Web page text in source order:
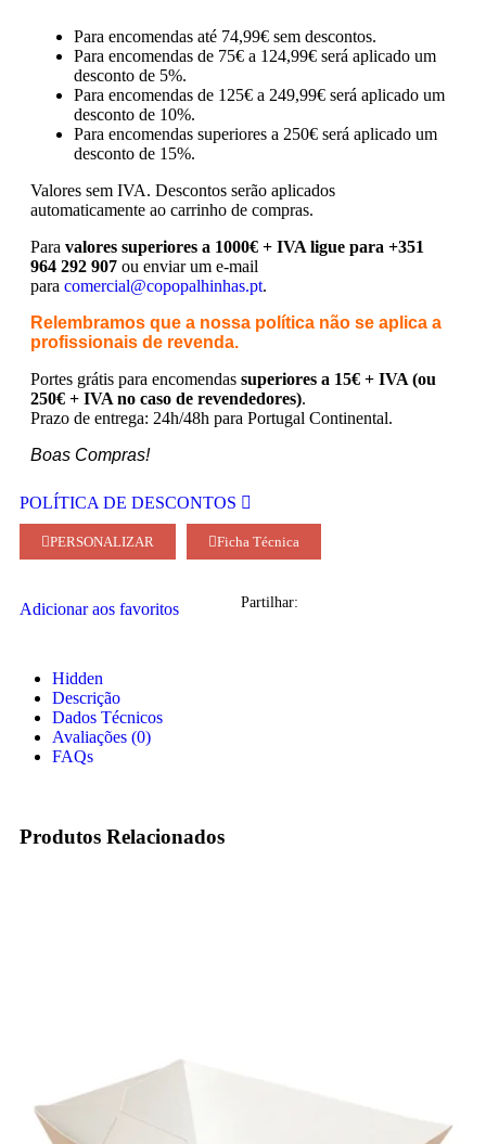
Para encomendas até 74,99€ sem descontos.
Para encomendas de 75€ a 124,99€ será aplicado um
desconto de 5%.
Para encomendas de 125€ a 249,99€ será aplicado um
desconto de 10%.
Para encomendas superiores a 250€ será aplicado um
desconto de 15%.
Valores sem IVA. Descontos serão aplicados
automaticamente ao carrinho de compras.
Para valores superiores a 1000€ + IVA ligue para +351
964 292 907 ou enviar um e-mail
para comercial@copopalhinhas.pt.
Relembramos que a nossa política não se aplica a
profissionais de revenda.
Portes grátis para encomendas superiores a 15€ + IVA (ou
250€ + IVA no caso de revendedores).
Prazo de entrega: 24h/48h para Portugal Continental.
Boas Compras!
POLÍTICA DE DESCONTOS
PERSONALIZAR Ficha Técnica
Adicionar aos favoritos Partilhar:
Hidden
Descrição
Dados Técnicos
Avaliações (0)
FAQs
Produtos Relacionados